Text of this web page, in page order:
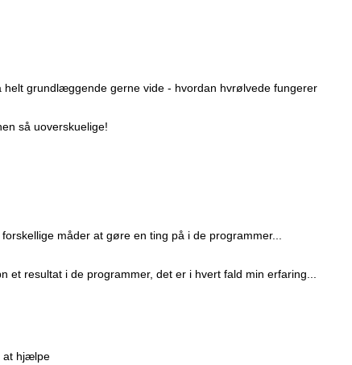
grundlæggende gerne vide - hvordan hvrølvede fungerer
så uoverskuelige!
måder at gøre en ting på i de programmer...
resultat i de programmer, det er i hvert fald min erfaring...
at hjælpe